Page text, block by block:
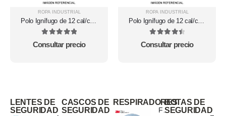
ROPA INDUSTRIAL
Polo Ignífugo de 12 cal/cm²
con cinta reflectiva
out of 5
Consultar precio
ROPA INDUSTRIAL
Polo Ignífugo de 12 cal/cm²
con cinta reflectiva
out of 5
Consultar precio
LENTES DE
SEGURIDAD
CASCOS DE
SEGURIDAD
RESPIRADORES
Filtro 3M 2071 P95 Para Partículas
BOTAS DE
SEGURIDAD